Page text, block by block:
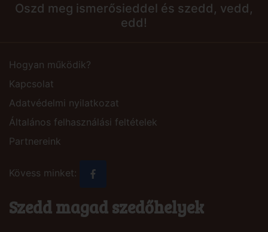
Oszd meg ismerősieddel és szedd, vedd,
edd!
Hogyan működik?
Kapcsolat
Adatvédelmi nyilatkozat
Általános felhasználási feltételek
Partnereink
Kövess minket:
Szedd magad szedőhelyek